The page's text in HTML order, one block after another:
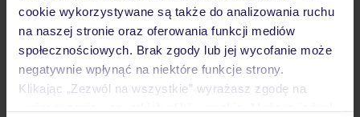
cookie wykorzystywane są także do analizowania ruchu
na naszej stronie oraz oferowania funkcji mediów
społecznościowych. Brak zgody lub jej wycofanie może
negatywnie wpłynąć na niektóre funkcje strony.
Klikając „Zezwól na wszystkie” wyrażasz zgodę na
Pokoje